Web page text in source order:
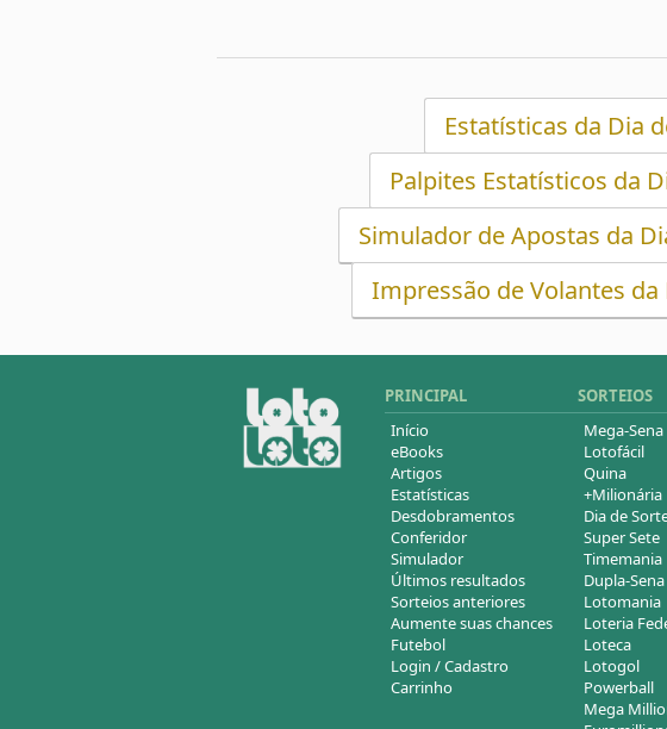
Estatísticas da Dia
Palpites Estatísticos da
Simulador de Apostas da
Impressão de Volantes da
PRINCIPAL
Início
eBooks
Artigos
Estatísticas
Desdobramentos
Conferidor
Simulador
Últimos resultados
Sorteios anteriores
Aumente suas chances
Futebol
Login / Cadastro
Carrinho
SORTEIOS
Mega-Sena
Lotofácil
Quina
+Milionária
Dia de
Super Sete
Timemania
Dupla-Sena
Lotomania
Loteria
Loteca
Lotogol
Powerball
Mega